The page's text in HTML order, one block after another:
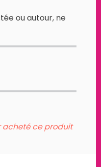
ou autour, ne
acheté ce produit